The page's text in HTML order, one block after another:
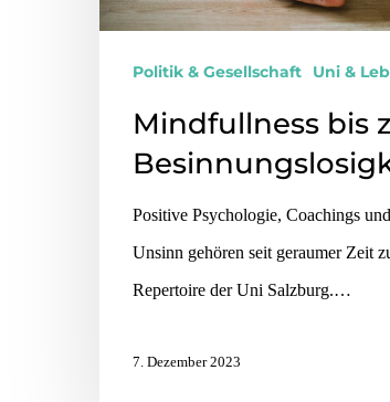
Politik & Gesellschaft Uni &
Mindfullness bis
Positive Psychologie, Coachings
Unsinn gehören seit geraumer Zeit
Repertoire der Uni Salzburg.…
7. Dezember 2023